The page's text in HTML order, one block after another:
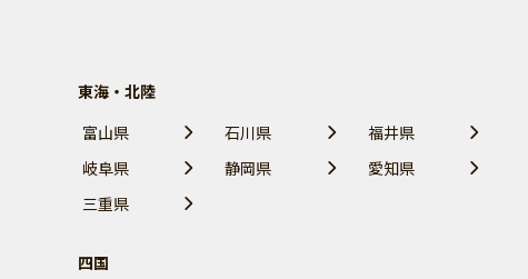
東海・北陸
富山県
石川県
福井県
岐阜県
静岡県
愛知県
三重県
四国